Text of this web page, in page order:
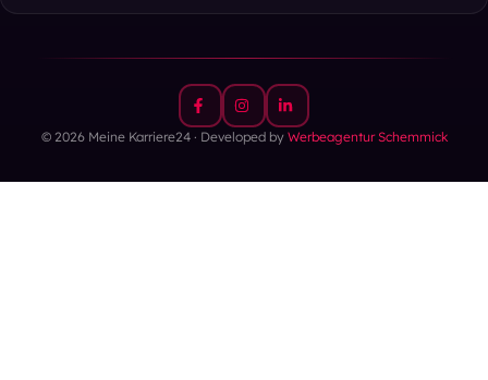
© 2026 Meine Karriere24 · Developed by Werbeagentur Schemmick